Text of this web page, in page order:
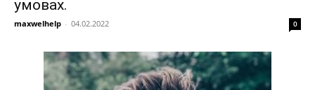
умовах.
maxwelhelp - 04.02.2022 0